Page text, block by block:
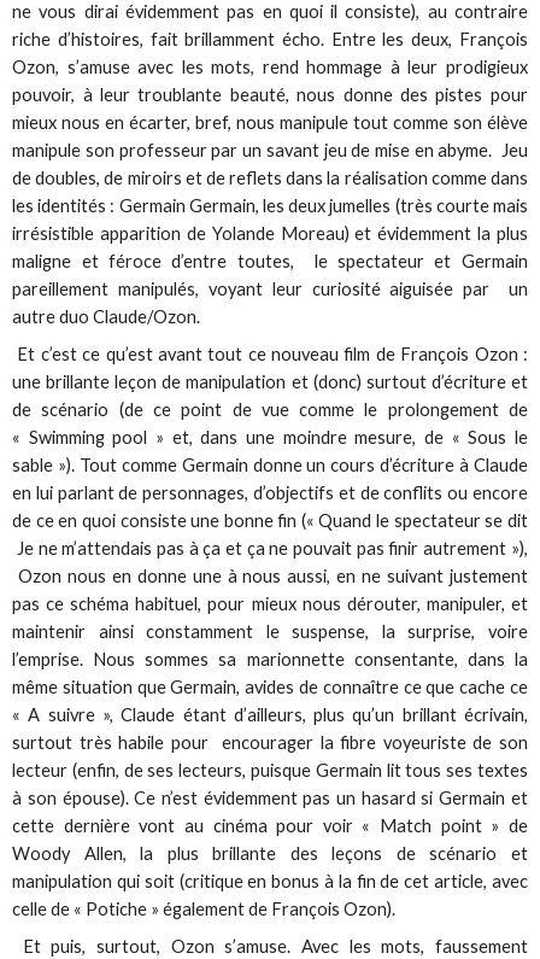
ne vous dirai évidemment pas en quoi il consiste), au contraire
riche d’histoires, fait brillamment écho. Entre les deux, François
Ozon, s’amuse avec les mots, rend hommage à leur prodigieux
pouvoir, à leur troublante beauté, nous donne des pistes pour
mieux nous en écarter, bref, nous manipule tout comme son élève
manipule son professeur par un savant jeu de mise en abyme. Jeu
de doubles, de miroirs et de reflets dans la réalisation comme dans
les identités : Germain Germain, les deux jumelles (très courte mais
irrésistible apparition de Yolande Moreau) et évidemment la plus
maligne et féroce d’entre toutes, le spectateur et Germain
pareillement manipulés, voyant leur curiosité aiguisée par un
autre duo Claude/Ozon.
Et c’est ce qu’est avant tout ce nouveau film de François Ozon :
une brillante leçon de manipulation et (donc) surtout d’écriture et
de scénario (de ce point de vue comme le prolongement de
« Swimming pool » et, dans une moindre mesure, de « Sous le
sable »). Tout comme Germain donne un cours d’écriture à Claude
en lui parlant de personnages, d’objectifs et de conflits ou encore
de ce en quoi consiste une bonne fin (« Quand le spectateur se dit
Je ne m’attendais pas à ça et ça ne pouvait pas finir autrement »),
Ozon nous en donne une à nous aussi, en ne suivant justement
pas ce schéma habituel, pour mieux nous dérouter, manipuler, et
maintenir ainsi constamment le suspense, la surprise, voire
l’emprise. Nous sommes sa marionnette consentante, dans la
même situation que Germain, avides de connaître ce que cache ce
« A suivre », Claude étant d’ailleurs, plus qu’un brillant écrivain,
surtout très habile pour encourager la fibre voyeuriste de son
lecteur (enfin, de ses lecteurs, puisque Germain lit tous ses textes
à son épouse). Ce n’est évidemment pas un hasard si Germain et
cette dernière vont au cinéma pour voir « Match point » de
Woody Allen, la plus brillante des leçons de scénario et
manipulation qui soit (critique en bonus à la fin de cet article, avec
celle de « Potiche » également de François Ozon).
Et puis, surtout, Ozon s’amuse. Avec les mots, faussement